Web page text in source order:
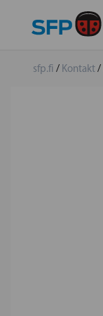
sfp.fi / Kontakt/